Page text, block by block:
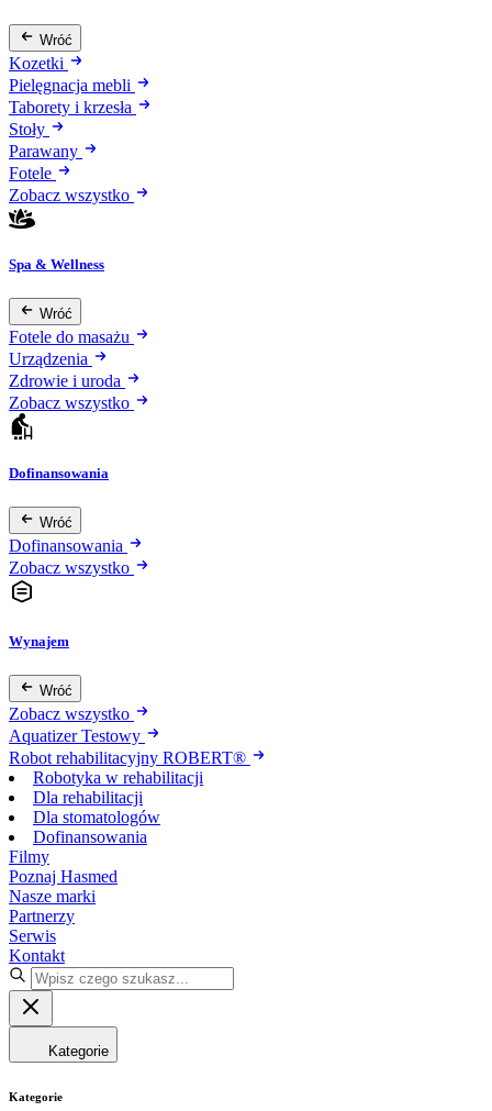
Wróć
Kozetki
Pielęgnacja mebli
Taborety i krzesła
Stoły
Parawany
Fotele
Zobacz wszystko
Spa & Wellness
Wróć
Fotele do masażu
Urządzenia
Zdrowie i uroda
Zobacz wszystko
Dofinansowania
Wróć
Dofinansowania
Zobacz wszystko
Wynajem
Wróć
Zobacz wszystko
Aquatizer Testowy
Robot rehabilitacyjny ROBERT®
Robotyka w rehabilitacji
Dla rehabilitacji
Dla stomatologów
Dofinansowania
Filmy
Poznaj Hasmed
Nasze marki
Partnerzy
Serwis
Kontakt
Kategorie
Kategorie